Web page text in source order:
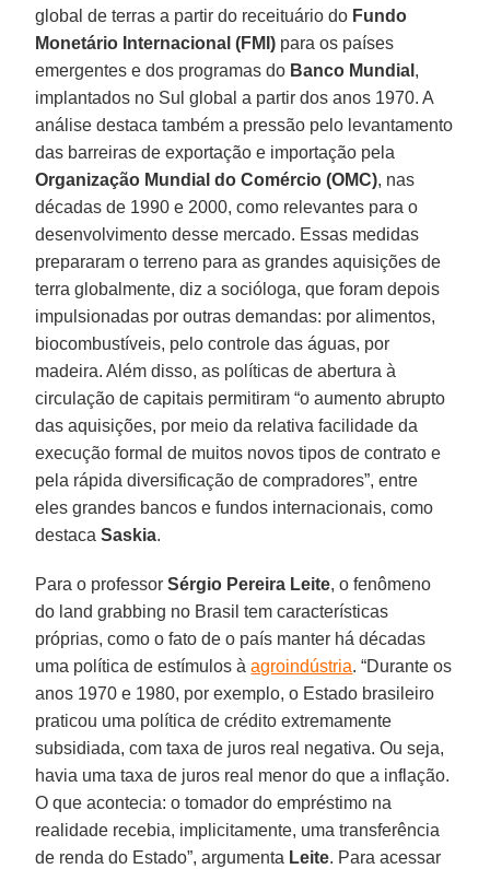
global de terras a partir do receituário do Fundo
Monetário Internacional (FMI) para os países
emergentes e dos programas do Banco Mundial ,
implantados no Sul global a partir dos anos 1970. A
análise destaca também a pressão pelo levantamento
das barreiras de exportação e importação pela
Organização Mundial do Comércio (OMC), nas
décadas de 1990 e 2000, como relevantes para o
desenvolvimento desse mercado. Essas medidas
prepararam o terreno para as grandes aquisições de
terra globalmente, diz a socióloga, que foram depois
impulsionadas por outras demandas: por alimentos,
biocombustíveis, pelo controle das águas, por
madeira. Além disso, as políticas de abertura à
circulação de capitais permitiram “o aumento abrupto
das aquisições, por meio da relativa facilidade da
execução formal de muitos novos tipos de contrato e
pela rápida diversificação de compradores”, entre
eles grandes bancos e fundos internacionais, como
destacaSaskia.
Para o professorSérgio Pereira Leite, o fenômeno
do land grabbing no Brasil tem características
próprias, como o fato de o país manter há décadas
uma política de estímulos àagroindústria. “Durante os
anos 1970 e 1980, por exemplo, o Estado brasileiro
praticou uma política de crédito extremamente
subsidiada, com taxa de juros real negativa. Ou seja,
havia uma taxa de juros real menor do que a inflação.
O que acontecia: o tomador do empréstimo na
realidade recebia, implicitamente, uma transferência
de renda do Estado”, argumenta Leite. Para acessar